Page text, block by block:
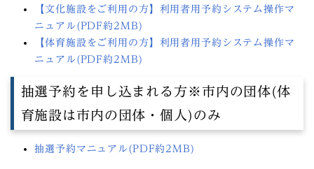
【文化施設をご利用の方】利用者用予約システム操作マ
ニュアル(PDF約2MB)
【体育施設をご利用の方】利用者用予約システム操作マ
ニュアル(PDF約2MB)
抽選予約を申し込まれる方※市内の団体(体
育施設は市内の団体・個人)のみ
抽選予約マニュアル(PDF約2MB)